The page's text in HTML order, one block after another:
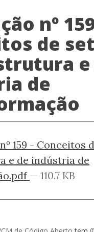
nº
de
e
de
159 - Conceitos
e de indústria de
— 110.7 KB